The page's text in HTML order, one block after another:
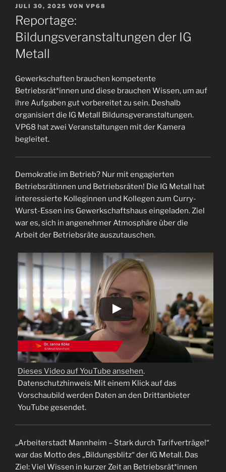
VERÖFFENTLICHT
AM
JULI 30, 2025 VON VP68
Reportage:
Bildungsveranstaltungen der IG
Metall
Gewerkschaften brauchen kompetente
Betriebsrät*innen und diese brauchen Wissen, um auf
ihre Aufgaben gut vorbereitet zu sein. Deshalb
organisiert die IG Metall Bildunsgveranstaltungen.
VP68 hat zwei Veranstaltungen mit der Kamera
begleitet.
Demokratie im Betrieb? Nur mit engagierten
Betriebsrätinnen und Betriebsräten! Die IG Metall hat
interessierte Kolleginnen und Kollegen zum Curry-
Wurst-Essen ins Gewerkschaftshaus eingeladen. Ziel
war es, sich in angenehmer Atmosphäre über die
Arbeit der Betriebsräte auszutauschen.
Dieses Video auf YouTube ansehen.
Datenschutzhinweis: Mit einem Klick auf das
Vorschaubild werden Daten an den Drittanbieter
YouTube gesendet.
„Arbeiterstadt Mannheim – Stark durch Tarifverträge!“
war das Motto des „Bildungsblitz“ der IG Metall. Das
Ziel: Viel Wissen in kurzer Zeit an Betriebsrät*innen